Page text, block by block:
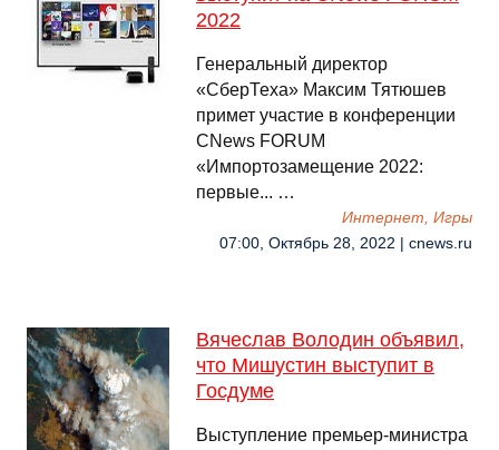
2022
Генеральный директор
«СберТеха» Максим Тятюшев
примет участие в конференции
CNews FORUM
«Импортозамещение 2022:
первые... …
Интернет, Игры
07:00, Октябрь 28, 2022 | cnews.ru
Вячеслав Володин объявил,
что Мишустин выступит в
Госдуме
Выступление премьер-министра